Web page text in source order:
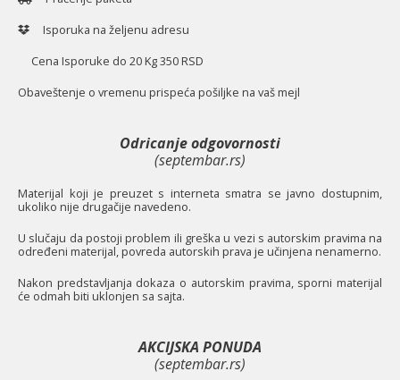
Isporuka na željenu adresu
Cena Isporuke do 20 Kg 350 RSD
Obaveštenje o vremenu prispeća pošiljke na vaš mejl
Odricanje odgovornosti
(septembar.rs)
Materijal koji je preuzet s interneta smatra se javno dostupnim,
ukoliko nije drugačije navedeno.
U slučaju da postoji problem ili greška u vezi s autorskim pravima na
određeni materijal, povreda autorskih prava je učinjena nenamerno.
Nakon predstavljanja dokaza o autorskim pravima, sporni materijal
će odmah biti uklonjen sa sajta.
AKCIJSKA PONUDA
(septembar.rs)